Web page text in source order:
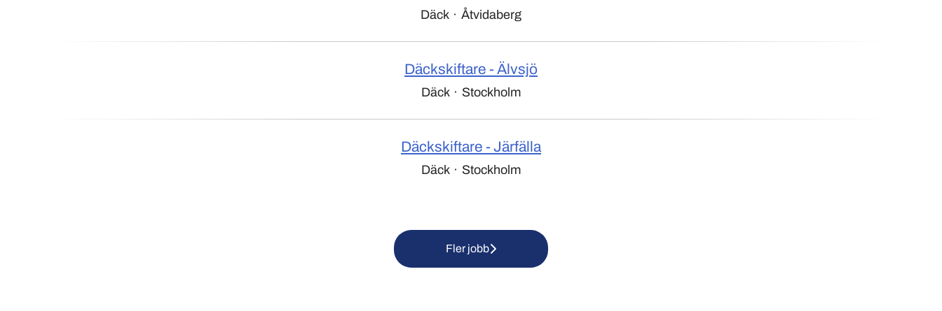
Däck · Åtvidaberg
Däckskiftare - Älvsjö
Däck · Stockholm
Däckskiftare - Järfälla
Däck · Stockholm
Fler jobb